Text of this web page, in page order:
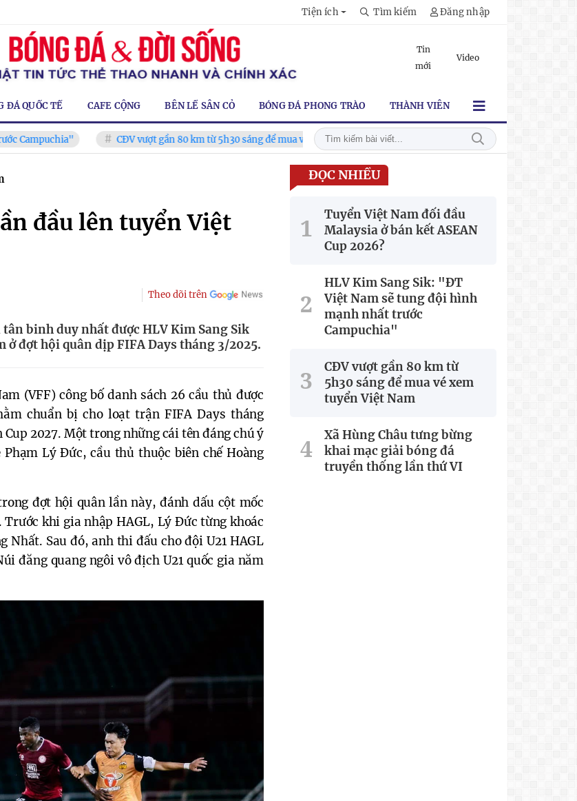
Tiện ích Tìm kiếm Đăng nhập
Tin
mới
Video
ĐÁ QUỐC TẾ CAFE CỘNG BÊN LỀ SÂN CỎ BÓNG ĐÁ PHONG TRÀO THÀNH VIÊN
CĐV vượt gần 80 km từ 5h30 sáng để mua vé xem tuyển Việt Nam Tuyển Việt Nam đối đầu Malaysia ở bán
đầu lên tuyển Việt
Theo dõi trên
binh duy nhất được HLV Kim Sang Sik
ở đợt hội quân dịp FIFA Days tháng 3/2025.
(VFF) công bố danh sách 26 cầu thủ được
chuẩn bị cho loạt trận FIFA Days tháng
2027. Một trong những cái tên đáng chú ý
Lý Đức, cầu thủ thuộc biên chế Hoàng
đợt hội quân lần này, đánh dấu cột mốc
khi gia nhập HAGL, Lý Đức từng khoác
Nhất. Sau đó, anh thi đấu cho đội U21 HAGL
đăng quang ngôi vô địch U21 quốc gia năm
ĐỌC NHIỀU
Tuyển Việt Nam đối đầu
Malaysia ở bán kết ASEAN
Cup 2026?
HLV Kim Sang Sik: "ĐT
Việt Nam sẽ tung đội hình
mạnh nhất trước
Campuchia"
CĐV vượt gần 80 km từ
5h30 sáng để mua vé xem
tuyển Việt Nam
Xã Hùng Châu tưng bừng
khai mạc giải bóng đá
truyền thống lần thứ VI